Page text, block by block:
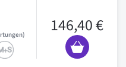
146,40 €